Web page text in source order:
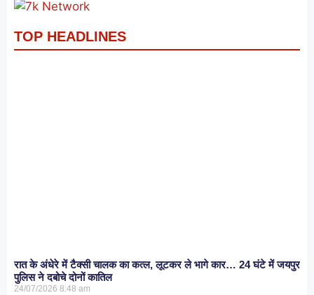
TOP HEADLINES
रात के अंधेरे में टैक्सी चालक का कत्ल, लूटकर ले भागे कार… 24 घंटे में जयपुर
पुलिस ने दबोचे दोनों कातिल
24/07/2026 8:48 am